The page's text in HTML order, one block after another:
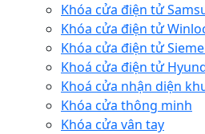
Khóa cửa điện tử
Khóa cửa điện tử
Khóa cửa điện tử
Khoá cửa điện tử
Khoá cửa nhận diện
Khóa cửa thông minh
Khóa cửa vân tay